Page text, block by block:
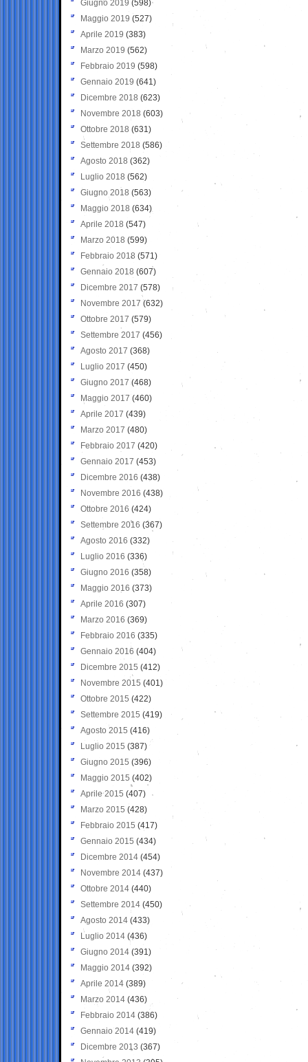
Giugno 2019 (598)
Maggio 2019 (527)
Aprile 2019 (383)
Marzo 2019 (562)
Febbraio 2019 (598)
Gennaio 2019 (641)
Dicembre 2018 (623)
Novembre 2018 (603)
Ottobre 2018 (631)
Settembre 2018 (586)
Agosto 2018 (362)
Luglio 2018 (562)
Giugno 2018 (563)
Maggio 2018 (634)
Aprile 2018 (547)
Marzo 2018 (599)
Febbraio 2018 (571)
Gennaio 2018 (607)
Dicembre 2017 (578)
Novembre 2017 (632)
Ottobre 2017 (579)
Settembre 2017 (456)
Agosto 2017 (368)
Luglio 2017 (450)
Giugno 2017 (468)
Maggio 2017 (460)
Aprile 2017 (439)
Marzo 2017 (480)
Febbraio 2017 (420)
Gennaio 2017 (453)
Dicembre 2016 (438)
Novembre 2016 (438)
Ottobre 2016 (424)
Settembre 2016 (367)
Agosto 2016 (332)
Luglio 2016 (336)
Giugno 2016 (358)
Maggio 2016 (373)
Aprile 2016 (307)
Marzo 2016 (369)
Febbraio 2016 (335)
Gennaio 2016 (404)
Dicembre 2015 (412)
Novembre 2015 (401)
Ottobre 2015 (422)
Settembre 2015 (419)
Agosto 2015 (416)
Luglio 2015 (387)
Giugno 2015 (396)
Maggio 2015 (402)
Aprile 2015 (407)
Marzo 2015 (428)
Febbraio 2015 (417)
Gennaio 2015 (434)
Dicembre 2014 (454)
Novembre 2014 (437)
Ottobre 2014 (440)
Settembre 2014 (450)
Agosto 2014 (433)
Luglio 2014 (436)
Giugno 2014 (391)
Maggio 2014 (392)
Aprile 2014 (389)
Marzo 2014 (436)
Febbraio 2014 (386)
Gennaio 2014 (419)
Dicembre 2013 (367)